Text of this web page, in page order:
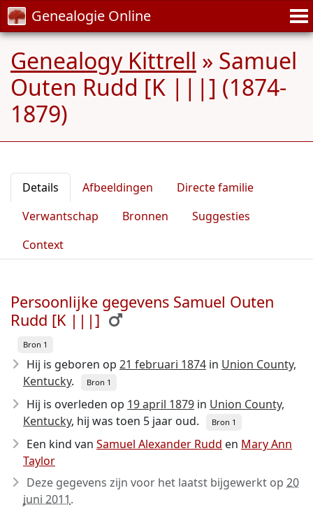
Genealogie Online
Genealogy Kittrell » Samuel
Outen Rudd [K |||] (1874-
1879)
Details Afbeeldingen
Directe familie
Verwantschap
Bronnen
Suggesties
Context
Persoonlijke gegevens Samuel Outen
Rudd [K |||]
Bron 1
Hij is geboren op 21 februari 1874 in Union County,
Kentucky. Bron 1
Hij is overleden op 19 april 1879 in Union County,
Kentucky, hij was toen 5 jaar oud. Bron 1
Een kind van Samuel Alexander Rudd en Mary Ann
Taylor
Deze gegevens zijn voor het laatst bijgewerkt op 20
juni 2011.